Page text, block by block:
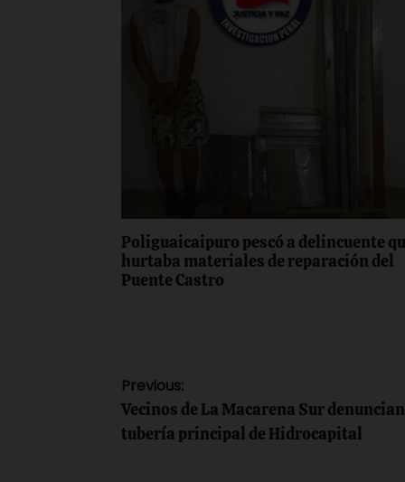
Poliguaicaipuro pescó a delincuente
hurtaba materiales de reparación del
Puente Castro
Navegación
de
Previous:
Vecinos de La Macarena Sur
tubería principal de Hidrocapital